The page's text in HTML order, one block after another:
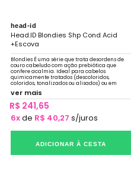
head-id
Head.ID Blondies Shp Cond Acid
+Escova
Blondies É uma série que trata desordens de
couro cabeludo com ação prebiótica que
confere acalmia. Ideal para cabelos
quimicamente tratados (descoloridos,
coloridos, tonalizados ou alisados) ou em
constante exposição a sol, mar e piscina.
ver mais
R$ 241,65
6xde R$ 40,27 s/juros
ADICIONAR À CESTA